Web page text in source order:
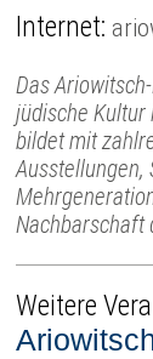
Internet:
Das
jüdische Kultur
bildet mit
Ausstellungen,
Nachbarschaft
Weitere